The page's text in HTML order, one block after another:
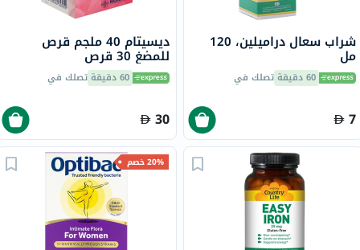
شراب سعال دراميلين، 120
مل
60 دقيقة تصلك في
7
ديسيتام 40 ملجم قرص
للمضغ 30 قرص
60 دقيقة تصلك في
30
20% خصم